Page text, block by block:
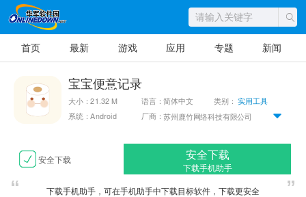
首页 最新 游戏 应用 专题 新闻
宝宝便意记录
大小：21.32 M 语言：简体中文 类别：实用工具
系统：Android
厂商：苏州鹿竹网络科技有限公司
安全下载 安全下载
下载手机助手
下载手机助手，可在手机助手中下载目标软件，下载更安全